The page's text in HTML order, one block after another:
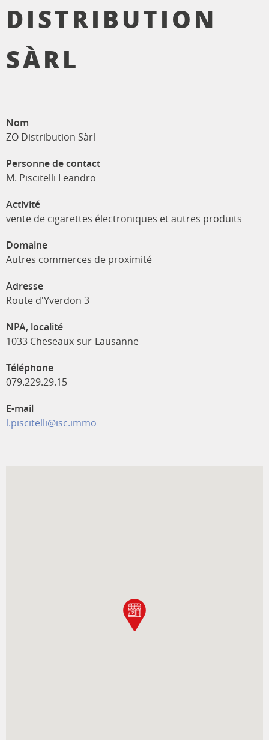
DISTRIBUTION
SÀRL
Nom
ZO Distribution Sàrl
Personne de contact
M. Piscitelli Leandro
Activité
vente de cigarettes électroniques et autres produits
Domaine
Autres commerces de proximité
Adresse
Route d'Yverdon 3
NPA, localité
1033 Cheseaux-sur-Lausanne
Téléphone
079.229.29.15
E-mail
l.piscitelli@isc.immo